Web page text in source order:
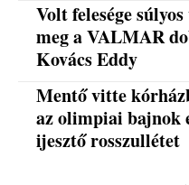
Volt felesége
meg a VALMAR
Kovács Eddy
Mentő vitte
az olimpiai bajnok
ijesztő rosszullétet